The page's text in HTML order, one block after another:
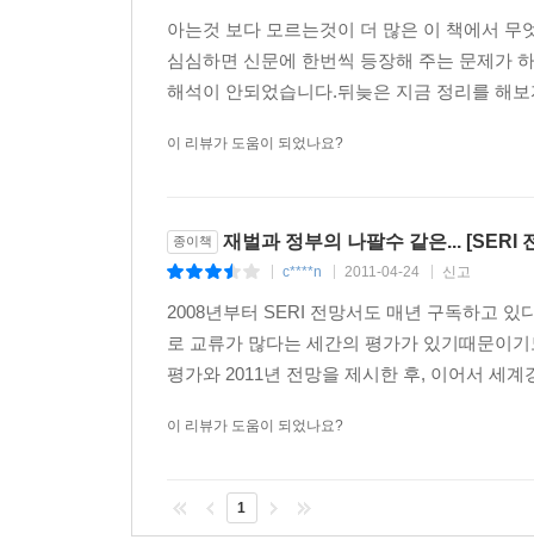
· 기후변화에 대처하는 바쁜 걸음, 그린빌딩과 식
· 천안함 사건과 연평도 포격 이후 한반도의 정세는
· 경기회복 가시화 흐름과는 다른 양상을 보이는
· 워크스마트, 기업뿐 아니라 사회적으로도 큰 영
· 베이비부머의 은퇴 본격화가 여가시장에 미치는
· 고착되는 저출산 흐름과 재조명되는 워킹맘의 사
아는것 보다 모르는것이 더 많은 이 책에서
심심하면 신문에 한번씩 등장해 주는 문제가
해석이 안되었습니다.뒤늦은 지금 정리를 해
이 리뷰가 도움이 되었나요?
종이책 재벌과 정부의 나팔수 같은... [SERI
c****n 2011-04-24 신고
2008년부터 SERI 전망서도 매년 구독하고
로 교류가 많다는 세간의 평가가 있기때문이
평가와 2011년 전망을 제시한 후, 이어서 세
이 리뷰가 도움이 되었나요?
1